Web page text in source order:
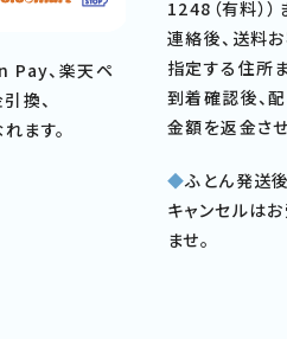
Pay、楽天ペ
換、
ます。
1248（有料）
連絡後、送料
指定する住所
到着確認後、
金額を返金さ
◆ふとん発送後
キャンセルは
ませ。